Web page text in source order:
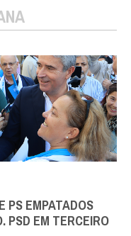
PS EMPATADOS
PSD EM TERCEIRO